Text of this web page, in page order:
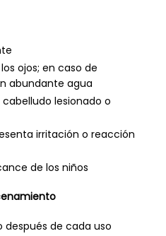
ojos; en caso de
abundante agua
lesionado o
irritación o reacción
de los niños
de cada uso